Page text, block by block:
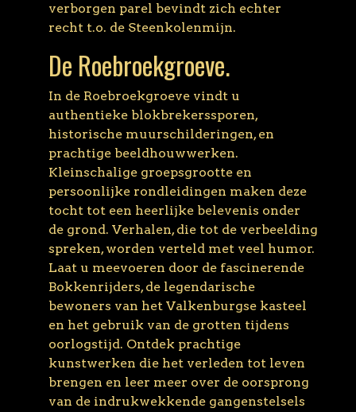
verborgen parel bevindt zich echter
recht t.o. de Steenkolenmijn.
De Roebroekgroeve.
In de Roebroekgroeve vindt u
authentieke blokbrekerssporen,
historische muurschilderingen, en
prachtige beeldhouwwerken.
Kleinschalige groepsgrootte en
persoonlijke rondleidingen maken deze
tocht tot een heerlijke belevenis onder
de grond. Verhalen, die tot de verbeelding
spreken, worden verteld met veel humor.
Laat u meevoeren door de fascinerende
Bokkenrijders, de legendarische
bewoners van het Valkenburgse kasteel
en het gebruik van de grotten tijdens
oorlogstijd. Ontdek prachtige
kunstwerken die het verleden tot leven
brengen en leer meer over de oorsprong
van de indrukwekkende gangenstelsels